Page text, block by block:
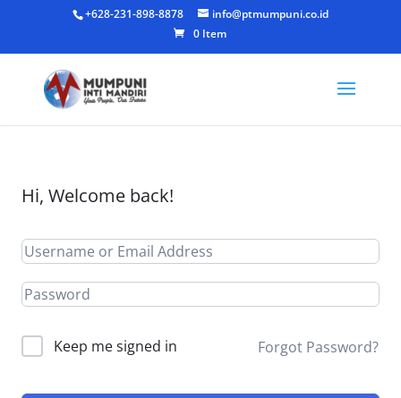
+628-231-898-8878
info@ptmumpuni.co.id
0 Item
Hi, Welcome back!
Keep me signed in Forgot Password?